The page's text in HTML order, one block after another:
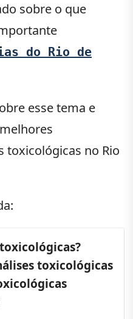
sobre o que
do Rio de
esse tema e
toxicológicas no Rio
toxicológicas